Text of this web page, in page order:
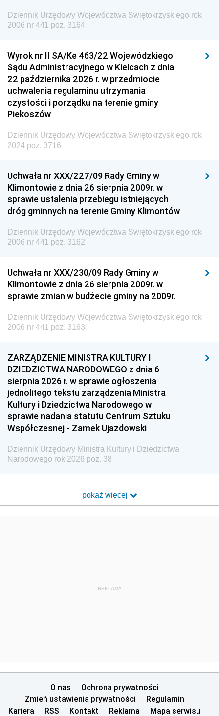
Dziennik Urzędowy Agencji Wywiadu
Dziennik Urzędowy Województwa Świętokrzyskiego rok
2006 nr 441 poz. 3164
Wyrok nr II SA/Ke 463/22 Wojewódzkiego
Sądu Administracyjnego w Kielcach z dnia
22 października 2026 r. w przedmiocie
uchwalenia regulaminu utrzymania
czystości i porządku na terenie gminy
Piekoszów
Dziennik Urzędowy Województwa Świętokrzyskiego rok
2024 poz. 3716
Uchwała nr XXX/227/09 Rady Gminy w
Klimontowie z dnia 26 sierpnia 2009r. w
sprawie ustalenia przebiegu istniejących
dróg gminnych na terenie Gminy Klimontów
Dziennik Urzędowy Województwa Świętokrzyskiego rok
2006 nr 441 poz. 3162
Uchwała nr XXX/230/09 Rady Gminy w
Klimontowie z dnia 26 sierpnia 2009r. w
sprawie zmian w budżecie gminy na 2009r.
Dziennik Urzędowy Województwa Świętokrzyskiego rok
2006 nr 441 poz. 3163
ZARZĄDZENIE MINISTRA KULTURY I
DZIEDZICTWA NARODOWEGO z dnia 6
sierpnia 2026 r. w sprawie ogłoszenia
jednolitego tekstu zarządzenia Ministra
Kultury i Dziedzictwa Narodowego w
sprawie nadania statutu Centrum Sztuku
Współczesnej - Zamek Ujazdowski
Dziennik Urzędowy Ministra Kultury i Dziedzictwa
Narodowego rok 2026 poz. 38
pokaż więcej
REKLAMA
O nas
Ochrona prywatności
Zmień ustawienia prywatności
Regulamin
Kariera
RSS Kontakt Reklama Mapa serwisu